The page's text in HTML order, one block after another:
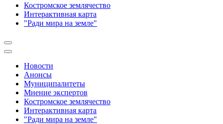
Костромское землячество
Интерактивная карта
"Ради мира на земле"
Новости
Анонсы
Муниципалитеты
Мнение экспертов
Костромское землячество
Интерактивная карта
"Ради мира на земле"